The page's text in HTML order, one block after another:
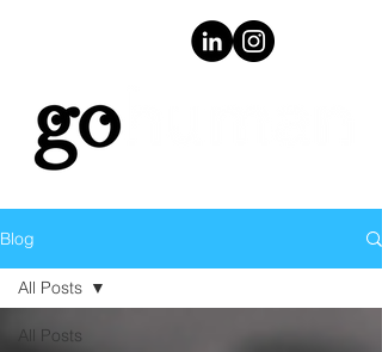
Blog
All Posts
All Posts